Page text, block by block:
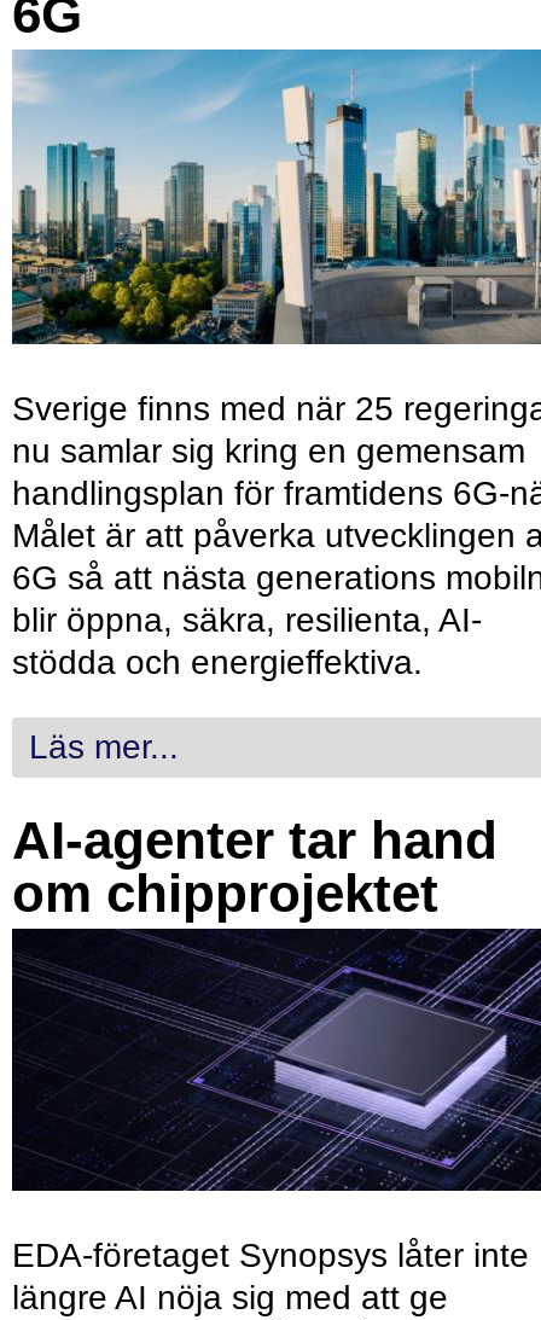
6G
Sverige finns med när 25
nu samlar sig kring en gemensam
handlingsplan för framtidens 6G-
Målet är att påverka utvecklingen
6G så att nästa generations
blir öppna, säkra, resilienta, AI-
stödda och energieffektiva.
Läs mer...
AI-agenter tar hand
om chipprojektet
EDA-företaget Synopsys låter inte
längre AI nöja sig med att ge